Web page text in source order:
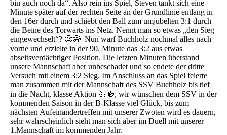
bin auch noch da“. Also rein ins Spiel, Steven tankt sich eine
Minute später auf der rechten Seite an der Grundlinie entlang in
den 16er durch und schiebt den Ball zum umjubelten 3:1 durch
die Beine des Torwarts ins Netz. Nennt man so etwas „den Sieg
eingewechselt“? 🧐😂 Nun warf Buchholz nochmal alles nach
vorne und erzielte in der 90. Minute das 3:2 aus etwas
abseitsverdächtiger Position. Die letzten Minuten überstand
unsere Mannschaft aber unbeschadet und so endete der dritte
Versuch mit einem 3:2 Sieg. Im Anschluss an das Spiel feierte
man zusammen mit der Mannschaft des SSV Buchholz bis tief
in die Nacht, klasse Aktion 💪🍻, wir wünschen dem SSV in der
kommenden Saison in der B-Klasse viel Glück, bis zum
nächsten Aufeinandertreffen mit unserer Zwoten wird es dauern,
sehr wahrscheinlich sieht man sich aber im Duell mit unserer
1.Mannschaft im kommenden Jahr.